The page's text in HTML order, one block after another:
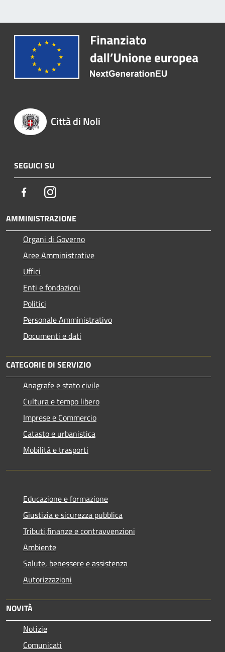
Città di Noli
SEGUICI SU
FacebookInstagram
AMMINISTRAZIONE
Organi di Governo
Aree Amministrative
Uffici
Enti e fondazioni
Politici
Personale Amministrativo
Documenti e dati
CATEGORIE DI SERVIZIO
Anagrafe e stato civile
Cultura e tempo libero
Imprese e Commercio
Catasto e urbanistica
Mobilità e trasporti
Educazione e formazione
Giustizia e sicurezza pubblica
Tributi,finanze e contravvenzioni
Ambiente
Salute, benessere e assistenza
Autorizzazioni
NOVITÀ
Notizie
Comunicati